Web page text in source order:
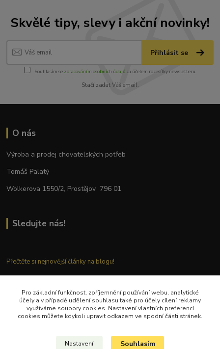
Skvělé tipy, slevy i akční novinky!
Přihlásit se
Souhlasím se zpracováním osobních údajůza účelem rozesílky newsletteru.
Stačí zadat Váš email.
O nás
Výroba a prodej chovatelských potřeb
Tomáš Palatý
Wolkerova 1550/2, Prostějov 796 01
Sledujte nás!
Přečtěte si nejnovější články na blogu!
Kontaktujte nás
Tel.: + 420 777 282 683
Pro základní funkčnost, zpříjemnění používání webu, analytické
účely a v případě udělení souhlasu také pro účely cílení reklamy
využíváme soubory cookies. Nastavení vlastních preferencí
cookies můžete kdykoli upravit odkazem ve spodní části stránek.
Nastavení Souhlasím